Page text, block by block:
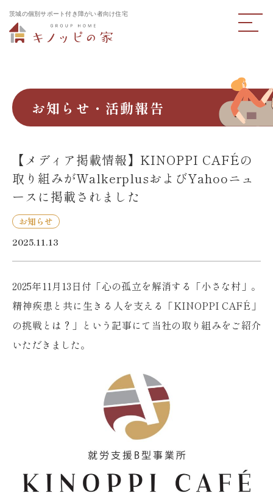
茨城の個別サポート付き障がい者向け住宅
お知らせ・活動報告
【メディア掲載情報】KINOPPI CAFÉの
取り組みがWalkerplusおよびYahooニュ
ースに掲載されました
お知らせ
2025.11.13
2025年11月13日付「心の孤立を解消する「小さな村」。
精神疾患と共に生きる人を支える「KINOPPI CAFÉ」
の挑戦とは？」という記事にて当社の取り組みをご紹介
いただきました。